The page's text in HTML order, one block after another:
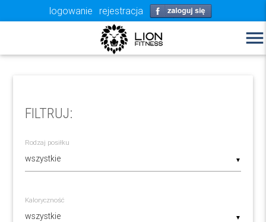
logowanie rejestracja
menu
FILTRUJ:
▼
Rodzaj posiłku
▼
Kaloryczność